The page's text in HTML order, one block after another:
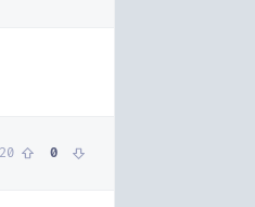
20 0